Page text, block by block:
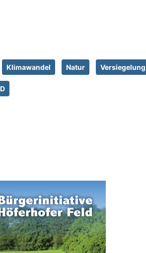
Klimawandel Natur Versiegelung